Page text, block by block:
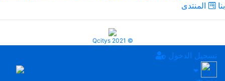
بنا
المنتدى
Qcitys 2021 ©
تسجيل الدخول